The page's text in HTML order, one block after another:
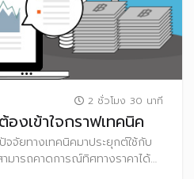
2 ชั่วโมง 30 นาที
งเข้าใจกราฟเทคนิค
จจัยทางเทคนิคมาประยุกต์ใช้กับ
มารถคาดการณ์ทิศทางราคาได้